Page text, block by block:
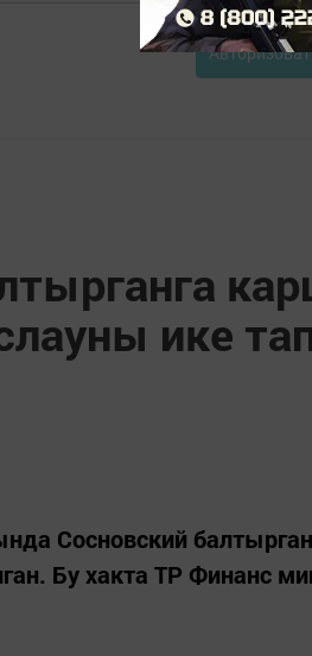
ике
Сосновский
Бу хакта ТР Финанс